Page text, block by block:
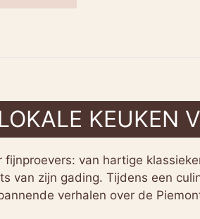
KEUKEN
fijnproevers: van hartige
van zijn gading. Tijdens een
verhalen over de